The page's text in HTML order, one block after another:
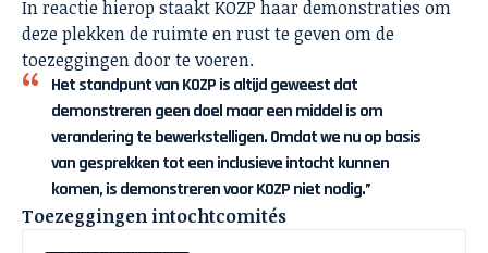
In reactie hierop staakt KOZP haar demonstraties om
deze plekken de ruimte en rust te geven om de
toezeggingen door te voeren.
Het standpunt van KOZP is altijd geweest dat
demonstreren geen doel maar een middel is om
verandering te bewerkstelligen. Omdat we nu op basis
van gesprekken tot een inclusieve intocht kunnen
komen, is demonstreren voor KOZP niet nodig.”
Toezeggingen intochtcomités